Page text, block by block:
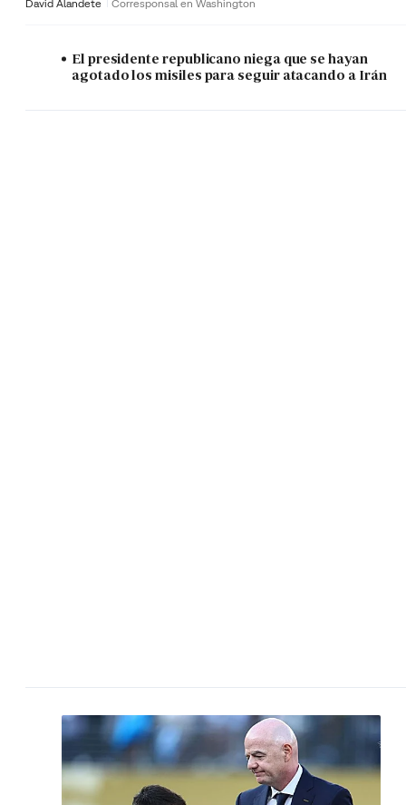
David Alandete Corresponsal en Washington
El presidente republicano niega que se hayan
agotado los misiles para seguir atacando a Irán